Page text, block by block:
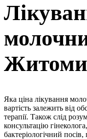
Яка ціна лікування
вартість залежить від
терапії. Також слід
консультацію
бактеріологічний